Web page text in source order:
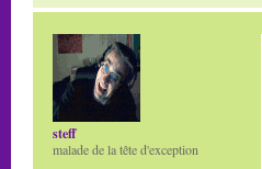
steff
malade de la tête d'exception